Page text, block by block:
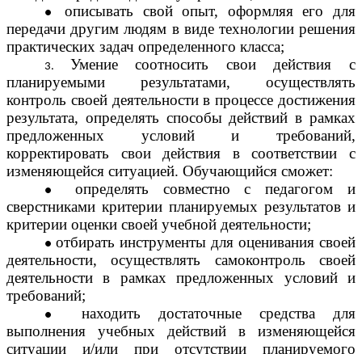
описывать свой опыт, оформляя его для
передачи другим людям в виде технологии решения
практических задач определенного класса;
Умение соотносить свои действия с
планируемыми результатами, осуществлять
контроль своей деятельности в процессе достижения
результата, определять способы действий в рамках
предложенных условий и требований,
корректировать свои действия в соответствии с
изменяющейся ситуацией. Обучающийся сможет:
определять совместно с педагогом и
сверстниками критерии планируемых результатов и
критерии оценки своей учебной деятельности;
отбирать инструменты для оценивания своей
деятельности, осуществлять самоконтроль своей
деятельности в рамках предложенных условий и
требований;
находить достаточные средства для
выполнения учебных действий в изменяющейся
ситуации и/или при отсутствии планируемого